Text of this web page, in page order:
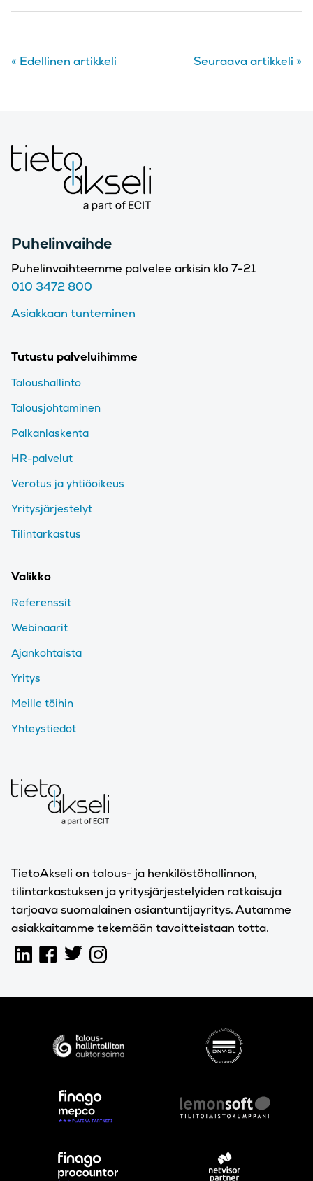
« Edellinen artikkeli Seuraava artikkeli »
TietoAkseli on talous- ja henkilöstöhallinnon,
tilintarkastuksen ja yritysjärjestelyiden ratkaisuja
tarjoava suomalainen asiantuntijayritys. Autamme
asiakkaitamme tekemään tavoitteistaan totta.
Puhelinvaihde
Puhelinvaihteemme palvelee arkisin klo 7-21
010 3472 800
Asiakkaan tunteminen
Tutustu palveluihimme
Taloushallinto
Talousjohtaminen
Palkanlaskenta
HR-palvelut
Verotus ja yhtiöoikeus
Yritysjärjestelyt
Tilintarkastus
Valikko
Referenssit
Webinaarit
Ajankohtaista
Yritys
Meille töihin
Yhteystiedot